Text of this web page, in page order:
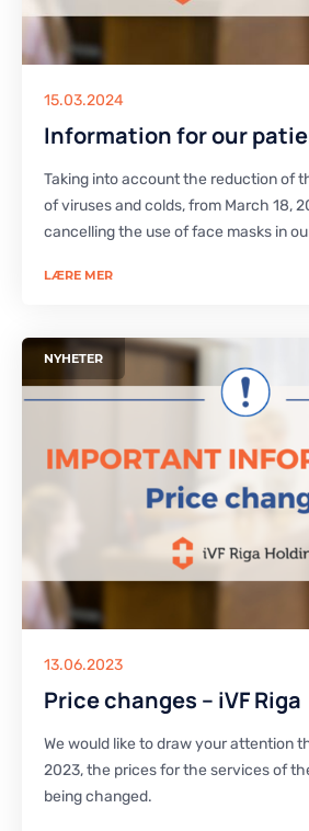
15.03.2024
Information for our
Taking into account the reduction of
of viruses and colds, from March 18,
cancelling the use of face masks in
LÆRE MER
NYHETER
13.06.2023
Price changes – iVF Riga
We would like to draw your attention
2023, the prices for the services of
being changed.